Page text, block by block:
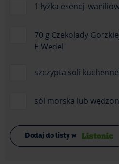
1 łyżka esencji
70 g Czekolady
E.Wedel
szczypta soli
sól morska lub
Dodaj do listy w